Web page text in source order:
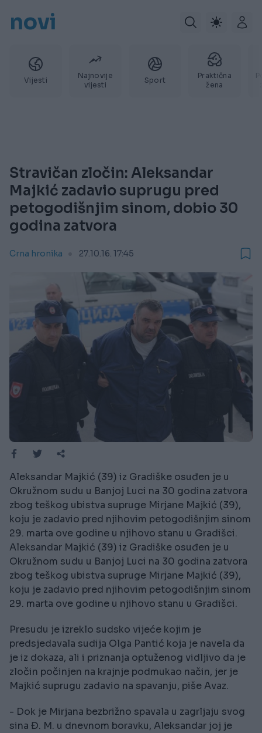
novi
Vijesti
Najnovije
vijesti
Sport
Praktična
žena
Stravičan zločin: Aleksandar
Majkić zadavio suprugu pred
petogodišnjim sinom, dobio 30
godina zatvora
Crna hronika 27.10.16. 17:45
Aleksandar Majkić (39) iz Gradiške osuđen je u
Okružnom sudu u Banjoj Luci na 30 godina zatvora
zbog teškog ubistva supruge Mirjane Majkić (39),
koju je zadavio pred njihovim petogodišnjim sinom
29. marta ove godine u njihovo stanu u Gradišci.
Aleksandar Majkić (39) iz Gradiške osuđen je u
Okružnom sudu u Banjoj Luci na 30 godina zatvora
zbog teškog ubistva supruge Mirjane Majkić (39),
koju je zadavio pred njihovim petogodišnjim sinom
29. marta ove godine u njihovo stanu u Gradišci.
Presudu je izreklo sudsko vijeće kojim je
predsjedavala sudija Olga Pantić koja je navela da
je iz dokaza, ali i priznanja optuženog vidljivo da je
zločin počinjen na krajnje podmukao način, jer je
Majkić suprugu zadavio na spavanju, piše Avaz.
- Dok je Mirjana bezbrižno spavala u zagrljaju svog
sina Đ. M. u dnevnom boravku, Aleksandar joj je